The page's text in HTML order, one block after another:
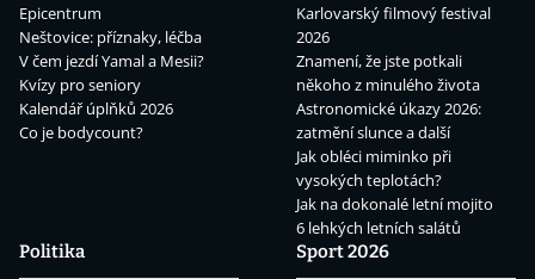
Epicentrum
Neštovice: příznaky, léčba
V čem jezdí Yamal a Mesii?
Kvízy pro seniory
Kalendář úplňků 2026
Co je bodycount?
Karlovarský filmový festival
2026
Znamení, že jste potkali
někoho z minulého života
Astronomické úkazy 2026:
zatmění slunce a další
Jak obléci miminko při
vysokých teplotách?
Jak na dokonalé letní mojito
6 lehkých letních salátů
Politika
Sport 2026